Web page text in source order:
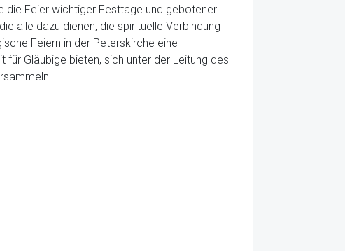
die Feier wichtiger Festtage und gebotener
alle dazu dienen, die spirituelle Verbindung
Feiern in der Peterskirche eine
Gläubige bieten, sich unter der Leitung des